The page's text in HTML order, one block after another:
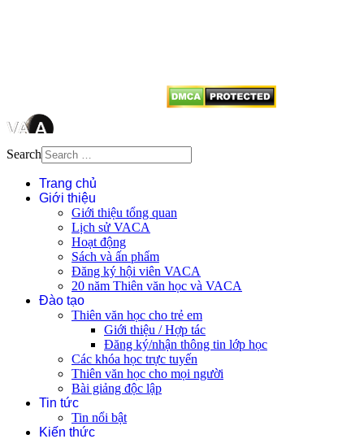
Search
Trang chủ
Giới thiệu
Giới thiệu tổng quan
Lịch sử VACA
Hoạt động
Sách và ấn phẩm
Đăng ký hội viên VACA
20 năm Thiên văn học và VACA
Đào tạo
Thiên văn học cho trẻ em
Giới thiệu / Hợp tác
Đăng ký/nhận thông tin lớp học
Các khóa học trực tuyến
Thiên văn học cho mọi người
Bài giảng độc lập
Tin tức
Tin nổi bật
Kiến thức